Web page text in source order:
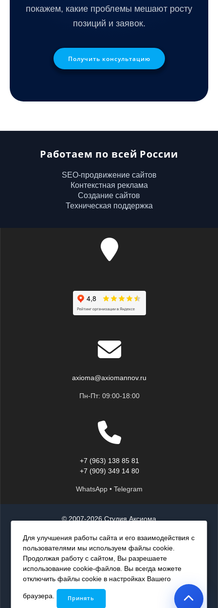
покажем, какие проблемы мешают росту
позиций и заявок.
Получить консультацию
Работаем по всей России
SEO-продвижение сайтов
Контекстная реклама
Создание сайтов
Техническая поддержка
axioma@axiomannov.ru
Пн-Пт: 09:00-18:00
+7 (963) 138 85 81
+7 (909) 349 14 80
WhatsApp • Telegram
© 2007-2026 Студия Аксиома
Политика конфиденциальности
ООО ИР «Студия Аксиома»
ИНН: 0274986716
КПП: 027401001
Для улучшения работы сайта и его взаимодействия с
пользователями мы используем файлы cookie.
Продолжая работу с сайтом, Вы разрешаете
использование cookie-файлов. Вы всегда можете
отключить файлы cookie в настройках Вашего
браузера. Принять